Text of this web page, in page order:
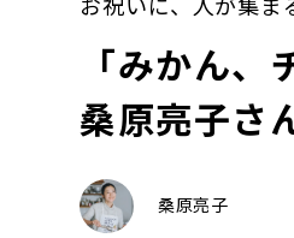
お祝いに、人が集
「みかん
桑原亮子さ
桑原亮子